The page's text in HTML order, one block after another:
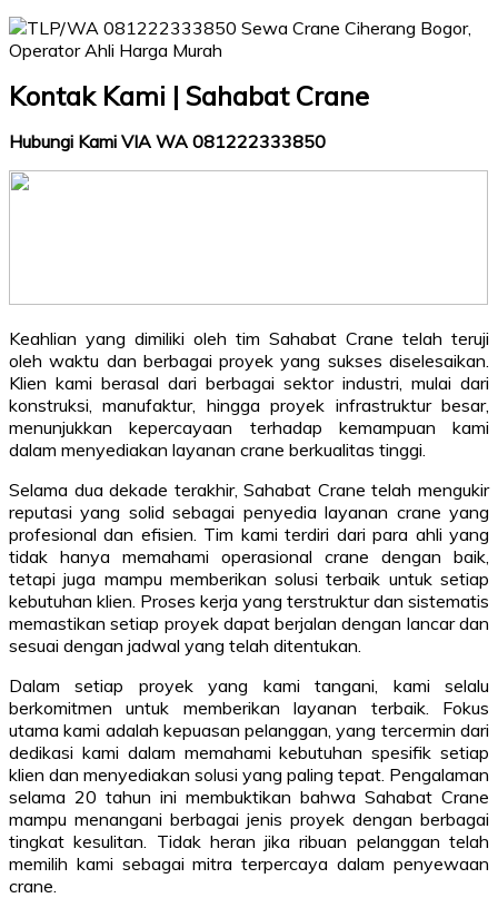
Kontak Kami | Sahabat Crane
Hubungi Kami VIA WA 081222333850
Keahlian yang dimiliki oleh tim Sahabat Crane telah teruji
oleh waktu dan berbagai proyek yang sukses diselesaikan.
Klien kami berasal dari berbagai sektor industri, mulai dari
konstruksi, manufaktur, hingga proyek infrastruktur besar,
menunjukkan kepercayaan terhadap kemampuan kami
dalam menyediakan layanan crane berkualitas tinggi.
Selama dua dekade terakhir, Sahabat Crane telah mengukir
reputasi yang solid sebagai penyedia layanan crane yang
profesional dan efisien. Tim kami terdiri dari para ahli yang
tidak hanya memahami operasional crane dengan baik,
tetapi juga mampu memberikan solusi terbaik untuk setiap
kebutuhan klien. Proses kerja yang terstruktur dan sistematis
memastikan setiap proyek dapat berjalan dengan lancar dan
sesuai dengan jadwal yang telah ditentukan.
Dalam setiap proyek yang kami tangani, kami selalu
berkomitmen untuk memberikan layanan terbaik. Fokus
utama kami adalah kepuasan pelanggan, yang tercermin dari
dedikasi kami dalam memahami kebutuhan spesifik setiap
klien dan menyediakan solusi yang paling tepat. Pengalaman
selama 20 tahun ini membuktikan bahwa Sahabat Crane
mampu menangani berbagai jenis proyek dengan berbagai
tingkat kesulitan. Tidak heran jika ribuan pelanggan telah
memilih kami sebagai mitra terpercaya dalam penyewaan
crane.